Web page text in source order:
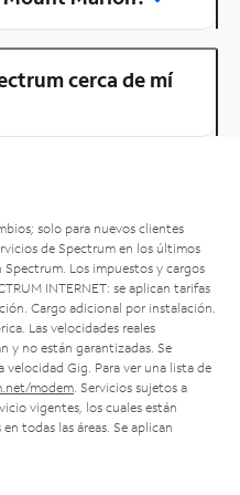
cerca de mí
solo para nuevos clientes
de Spectrum en los últimos
Los impuestos y cargos
INTERNET: se aplican tarifas
Cargo adicional por instalación.
Las velocidades reales
y no están garantizadas. Se
velocidad Gig. Para ver una lista de
modem . Servicios sujetos a
vigentes, los cuales están
todas las áreas. Se aplican